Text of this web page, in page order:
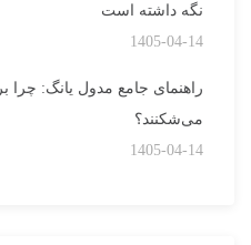
نگه داشته است
1405-04-14
راهنمای جامع مدول یانگ:
می‌شکنند؟
1405-04-14